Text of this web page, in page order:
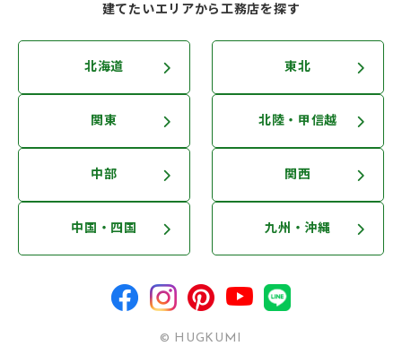
建てたいエリアから工務店を探す
北海道 東北
関東 北陸・甲信越
中部 関西
中国・四国 九州・沖縄
© HUGKUMI